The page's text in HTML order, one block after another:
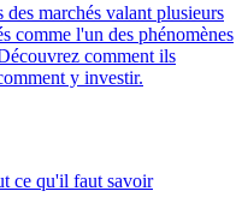
marchés valant plusieurs
comme l'un des phénomènes
comment ils
y investir.
ce qu'il faut savoir